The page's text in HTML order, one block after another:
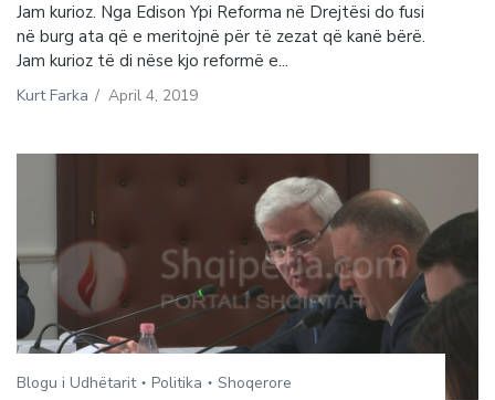
Jam kurioz. Nga Edison Ypi Reforma në Drejtësi do fusi
në burg ata që e meritojnë për të zezat që kanë bërë.
Jam kurioz të di nëse kjo reformë e...
Kurt Farka / April 4, 2019
Blogu i Udhëtarit Politika Shoqerore